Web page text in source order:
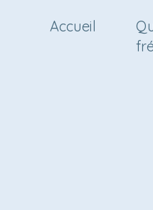
Accueil